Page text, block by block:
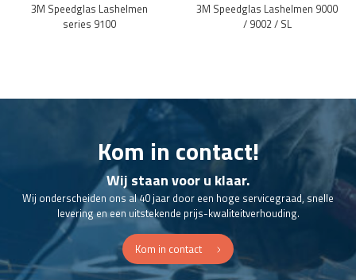
3M Speedglas Lashelmen
series 9100
3M Speedglas Lashelmen 9000
/ 9002 / SL
Kom in contact!
Wij staan voor u klaar.
Wij onderscheiden ons al 40 jaar door een hoge servicegraad, snelle
levering en een uitstekende prijs-kwaliteitverhouding.
Kom in contact